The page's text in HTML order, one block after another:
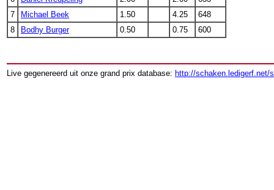
7
Michael Beek 1.50 4.25
648
8
Bodhy Burger 0.50 0.75 600
Live gegenereerd uit onze grand prix database: http://schaken.ledigerf.net/